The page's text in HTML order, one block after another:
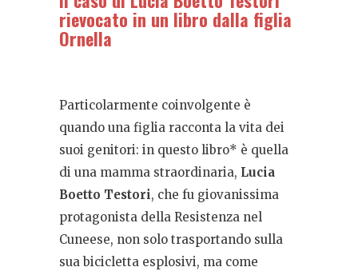
rievocato in un libro dalla figlia
Ornella
Particolarmente coinvolgente è
quando una figlia racconta la vita dei
suoi genitori: in questo libro* è quella
di una mamma straordinaria, Lucia
Boetto Testori, che fu giovanissima
protagonista della Resistenza nel
Cuneese, non solo trasportando sulla
sua bicicletta esplosivi, ma come